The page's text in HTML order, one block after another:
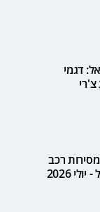
דגמי
רכב
2026